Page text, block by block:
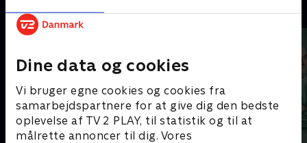
Dine data og cookies
Vi bruger egne cookies og cookies fra
samarbejdspartnere for at give dig den bedste
oplevelse af TV 2 PLAY, til statistik og til at
målrette annoncer til dig. Vores
Andre så også